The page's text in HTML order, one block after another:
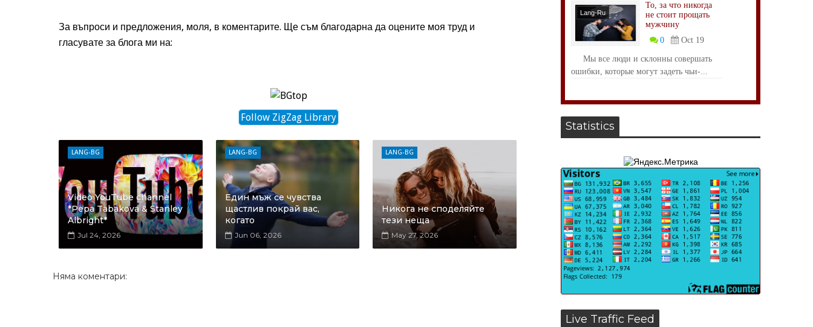
За въпроси и предложения, моля, в коментарите. Ще съм благодарна да оцените моя труд и
гласувате за блога ми на:
Follow ZigZag Library
LANG-BG
Video YouTube channel
*Pepa Tabakova & Stanley
Albright*
Jul 24, 2026
LANG-BG
Един мъж се чувства
щастлив покрай вас,
когато
Jun 06, 2026
LANG-BG
Никога не споделяйте
тези неща
May 27, 2026
Няма коментари:
Lang-Ru
То, за что никогда
не стоит прощать
мужчину
0
Oct 19
Мы все люди и склонны совершать
ошибки, которые могут задеть чьи-...
Statistics
Live Traffic Feed